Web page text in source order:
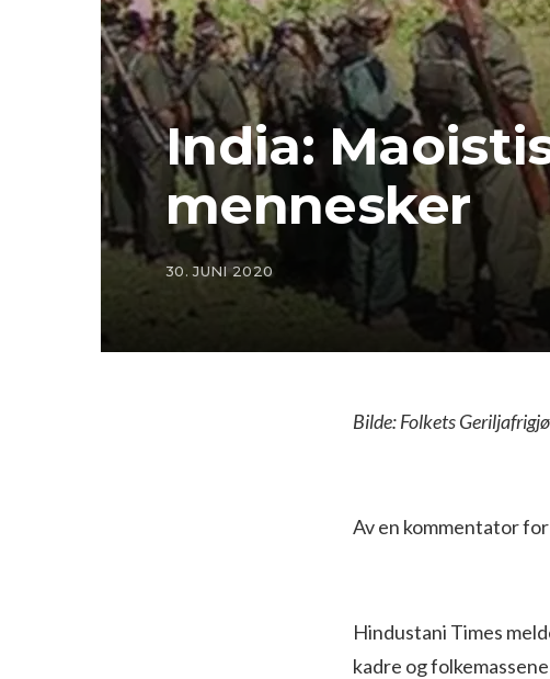
India:
mennesker
30. JUNI 2020
Bilde: Folkets
Av en kommentator
Hindustani Times
kadre og